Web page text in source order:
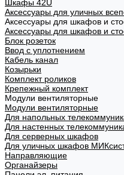
Шкафы 42U
Аксессуары для уличных
Аксессуары для шкафов и
Аксессуары для шкафов и
Блок розеток
Ввод с уплотнением
Кабель канал
Козырьки
Комплект роликов
Крепежный комплект
Модули вентиляторные
Модули вентиляторные
Для напольных
Для настенных
Для серверных шкафов
Для уличных шкафов
Направляющие
Органайзеры